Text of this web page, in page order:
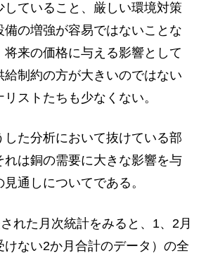
していること、厳しい環境対策
備の増強が容易ではないことな
将来の価格に与える影響として
給制約の方が大きいのではない
ストたちも少なくない。
た分析において抜けている部
れは銅の需要に大きな影響を与
通しについてである。
れた月次統計をみると、1、2月
けない2か月合計のデータ）の全